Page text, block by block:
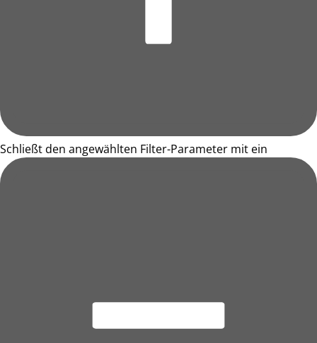
Schließt den angewählten Filter-Parameter mit ein